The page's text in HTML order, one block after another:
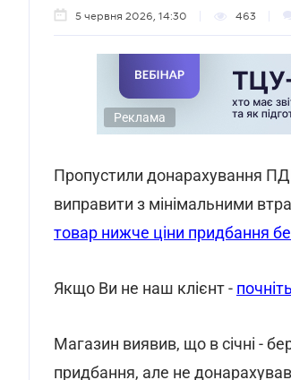
5 червня 2026, 14:30 463
Реклама
Пропустили донарахування
виправити з мінімальними
товар нижче ціни придбання
Якщо Ви не наш клієнт -
Магазин виявив, що в січні -
придбання, але не